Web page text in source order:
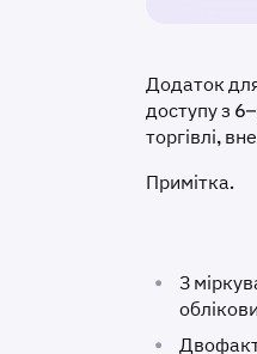
Додаток
доступу з
торгівлі,
Примітка.
•
З
•